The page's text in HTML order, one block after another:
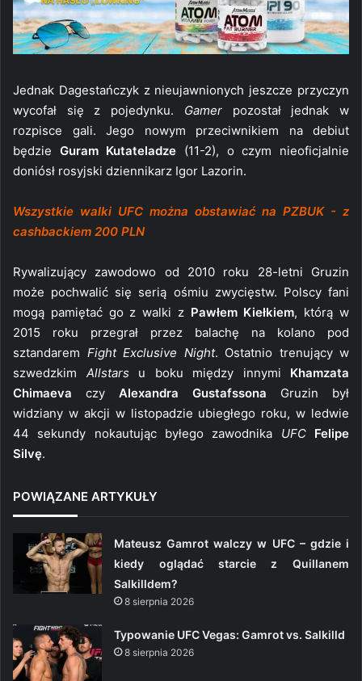
Jednak Dagestańczyk z nieujawnionych jeszcze przyczyn
wycofał się z pojedynku. Gamerpozostał jednak w
rozpisce gali. Jego nowym przeciwnikiem na debiut
będzie Guram Kutateladze (11-2), o czym nieoficjalnie
doniósł rosyjski dziennikarz Igor Lazorin.
Wszystkie walki UFC można obstawiać na PZBUK - z
cashbackiem 200 PLN
Rywalizujący zawodowo od 2010 roku 28-letni Gruzin
może pochwalić się serią ośmiu zwycięstw. Polscy fani
mogą pamiętać go z walki z Pawłem Kiełkiem, którą w
2015 roku przegrał przez balachę na kolano pod
sztandarem Fight Exclusive Night. Ostatnio trenujący w
szwedzkim Allstars u boku między innymi Khamzata
Chimaeva czy Alexandra Gustafssona Gruzin był
widziany w akcji w listopadzie ubiegłego roku, w ledwie
44 sekundy nokautując byłego zawodnika UFC Felipe
Silvę.
POWIĄZANE ARTYKUŁY
Mateusz Gamrot walczy w UFC – gdzie i
kiedy oglądać starcie z Quillanem
Salkilldem?
8 sierpnia 2026
Typowanie UFC Vegas: Gamrot vs. Salkilld
8 sierpnia 2026